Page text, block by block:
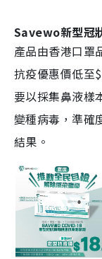
Savewo新型冠
產品由香港口罩
抗疫優惠價低至
要以採集鼻液樣
變種病毒，準確
結果。